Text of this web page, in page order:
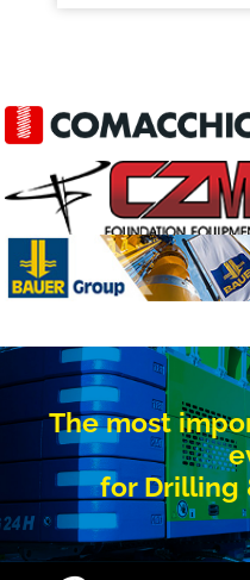
The most
for Drilling